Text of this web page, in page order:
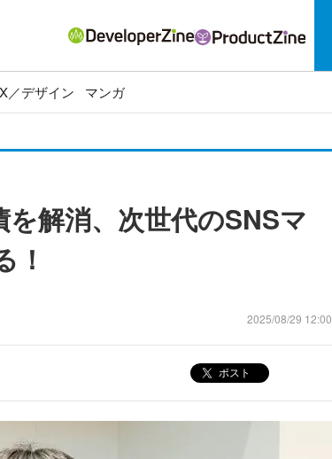
／デザイン マンガ
解消、次世代のSNSマ
！
2025/08/29 12:00
ポスト